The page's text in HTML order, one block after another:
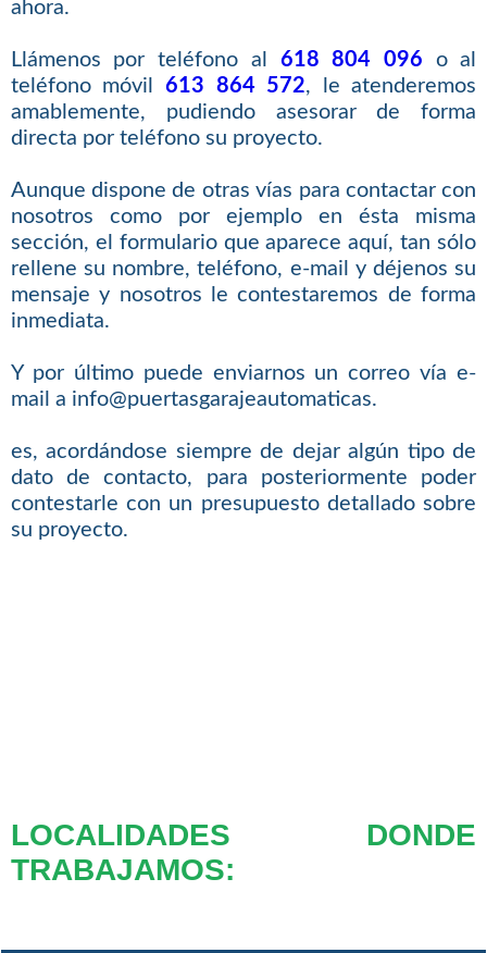
ahora.
Llámenos por teléfono al 618 804 096 o al
teléfono móvil 613 864 572, le atenderemos
amablemente, pudiendo asesorar de forma
directa por teléfono su proyecto.
Aunque dispone de otras vías para contactar con
nosotros como por ejemplo en ésta misma
sección, el formulario que aparece aquí, tan sólo
rellene su nombre, teléfono, e-mail y déjenos su
mensaje y nosotros le contestaremos de forma
inmediata.
Y por último puede enviarnos un correo vía e-
mail a info@puertasgarajeautomaticas.
es, acordándose siempre de dejar algún tipo de
dato de contacto, para posteriormente poder
contestarle con un presupuesto detallado sobre
su proyecto.
LOCALIDADES DONDE
TRABAJAMOS: